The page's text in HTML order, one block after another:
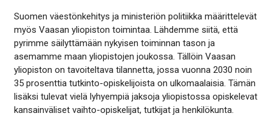
Suomen väestönkehitys ja ministeriön politiikka määrittelevät
myös Vaasan yliopiston toimintaa. Lähdemme siitä, että
pyrimme säilyttämään nykyisen toiminnan tason ja
asemamme maan yliopistojen joukossa. Tällöin Vaasan
yliopiston on tavoiteltava tilannetta, jossa vuonna 2030 noin
35 prosenttia tutkinto-opiskelijoista on ulkomaalaisia. Tämän
lisäksi tulevat vielä lyhyempiä jaksoja yliopistossa opiskelevat
kansainväliset vaihto-opiskelijat, tutkijat ja henkilökunta.